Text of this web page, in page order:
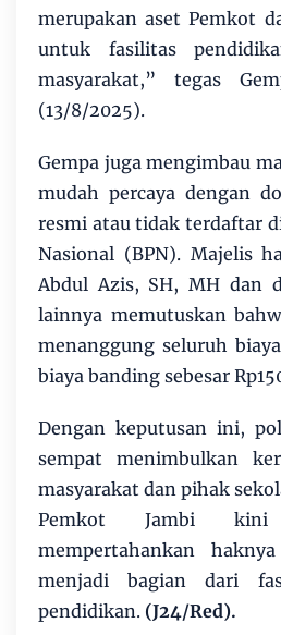
merupakan aset Pemkot
untuk fasilitas
masyarakat,” tegas
(13/8/2025).
Gempa juga mengimbau
mudah percaya dengan
resmi atau tidak terdaftar
Nasional (BPN). Majelis
Abdul Azis, SH, MH dan
lainnya memutuskan
menanggung seluruh
biaya banding sebesar
Dengan keputusan ini,
sempat menimbulkan
masyarakat dan pihak
Pemkot Jambi
mempertahankan
menjadi bagian dari
pendidikan. (J24/Red).